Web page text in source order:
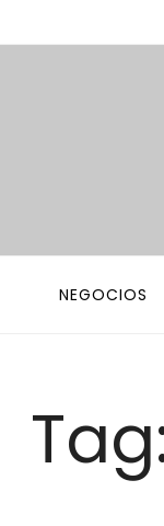
NEGOCIOS